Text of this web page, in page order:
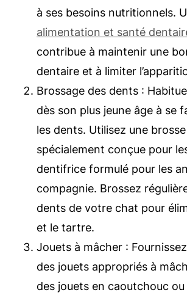
à ses besoins nutritionnels.
alimentation et santé
contribue à maintenir une
dentaire et à limiter
Brossage des dents :
dès son plus jeune âge à se
les dents. Utilisez une
spécialement conçue pour
dentifrice formulé pour les
compagnie. Brossez
dents de votre chat pour
et le tartre.
Jouets à mâcher :
des jouets appropriés à
des jouets en caoutchouc